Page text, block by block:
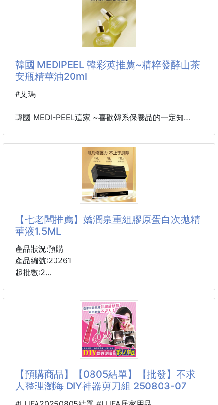
韓國 MEDIPEEL 韓彩英推薦~精粹發酵山茶
安瓶精華油20ml
#艾瑪
韓國 MEDI-PEEL這家 ~喜歡韓系保養品的一定知
SBS Plus綜藝節目《Y Night》中，
演員韓彩英作爲冬季護理乾燥皮膚的產品，
介紹了Medipil"高級發酵山茶精華油"，引起了人們的
爲了因緊繃現象而受到刺激的肌膚，
有必要使用長時間鎖住皮膚水分的高保溼產品
女演員韓彩英公開了不僅能保溼，
還能解決營養、生機、淨化皮膚、彈力等所有肌膚問題
她親自塗上相關產品，向觀衆們展現了卓越的吸收力和
特別是，她還公開了將精油混合在乳液中塗抹等
【七老闆推薦】嬌潤泉重組膠原蛋白次拋精
華液1.5ML
產品狀況:預購
產品編號:20261
起批數:2
嬌潤泉重組膠原蛋白次拋精華液是一款注重深層滋養和
重塑肌膚的護膚產品。它採用了先進的重組膠原蛋白技
術，為肌膚提供高效的滋養和修復，説明改善肌膚彈性
和緊致度。每支精華液容量為1.5毫升，方便攜帶，便
重組膠原蛋白是一種與人體天然膠原蛋白相似的活性成
分，具有出色的滲透性和吸收性，能夠深入肌膚底層，
【預購商品】【0805結單】【批發】不求
人整理瀏海 DIY神器剪刀組 250803-07